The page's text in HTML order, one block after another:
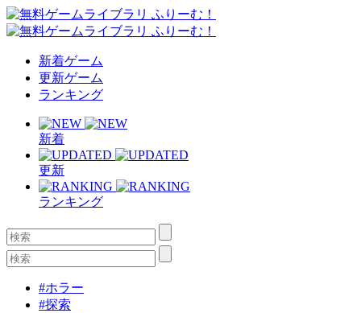
新着ゲーム
更新ゲーム
ランキング
新着
更新
ランキング
#ホラー
#探索